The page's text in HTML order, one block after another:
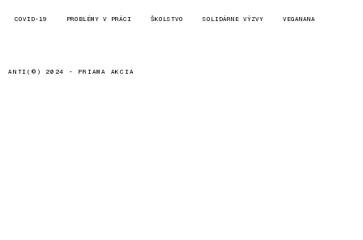
COVID-19 PROBLÉMY V PRÁCI ŠKOLSTVO SOLIDÁRNE VÝZVY VEGANANA
ANTI(©) 2024 - PRIAMA AKCIA